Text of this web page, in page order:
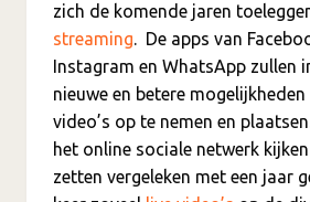
zich de komende jaren
streaming. De apps van
Instagram en WhatsApp zullen
nieuwe en betere
video’s op te nemen en
het online sociale netwerk
zetten vergeleken met een jaar